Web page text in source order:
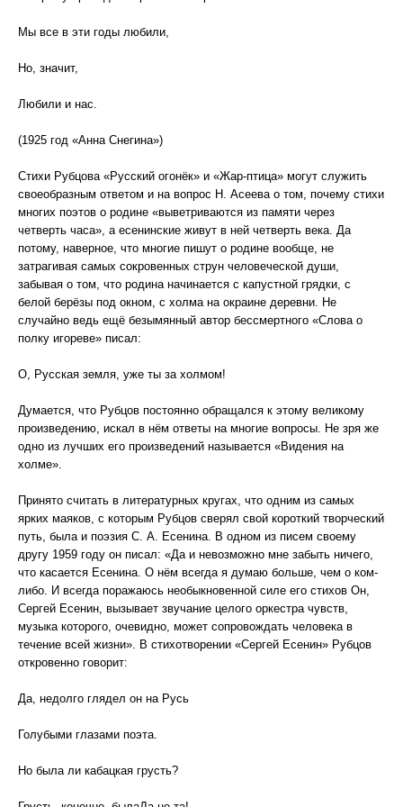
Мы все в эти годы любили,
Но, значит,
Любили и нас.
(1925 год «Анна Снегина»)
Стихи Рубцова «Русский огонёк» и «Жар-птица» могут служить
своеобразным ответом и на вопрос Н. Асеева о том, почему стихи
многих поэтов о родине «выветриваются из памяти через
четверть часа», а есенинские живут в ней четверть века. Да
потому, наверное, что многие пишут о родине вообще, не
затрагивая самых сокровенных струн человеческой души,
забывая о том, что родина начинается с капустной грядки, с
белой берёзы под окном, с холма на окраине деревни. Не
случайно ведь ещё безымянный автор бессмертного «Слова о
полку игореве» писал:
О, Русская земля, уже ты за холмом!
Думается, что Рубцов постоянно обращался к этому великому
произведению, искал в нём ответы на многие вопросы. Не зря же
одно из лучших его произведений называется «Видения на
холме».
Принято считать в литературных кругах, что одним из самых
ярких маяков, с которым Рубцов сверял свой короткий творческий
путь, была и поэзия С. А. Есенина. В одном из писем своему
другу 1959 году он писал: «Да и невозможно мне забыть ничего,
что касается Есенина. О нём всегда я думаю больше, чем о ком-
либо. И всегда поражаюсь необыкновенной силе его стихов Он,
Сергей Есенин, вызывает звучание целого оркестра чувств,
музыка которого, очевидно, может сопровождать человека в
течение всей жизни». В стихотворении «Сергей Есенин» Рубцов
откровенно говорит:
Да, недолго глядел он на Русь
Голубыми глазами поэта.
Но была ли кабацкая грусть?